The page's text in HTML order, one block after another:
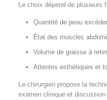
Le choix dépend de plusieurs
Quantité de peau
État des muscles
Volume de graisse à
Attentes esthétiques et
Le chirurgien propose la
examen clinique et discussion